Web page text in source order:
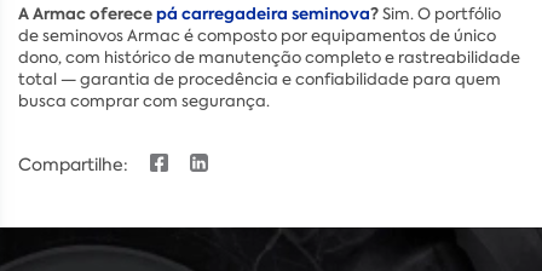
A Armac oferecepá carregadeira seminova?Sim. O portfólio
de seminovos Armac é composto por equipamentos de único
dono, com histórico de manutenção completo e rastreabilidade
total — garantia de procedência e confiabilidade para quem
busca comprar com segurança.
Compartilhe: